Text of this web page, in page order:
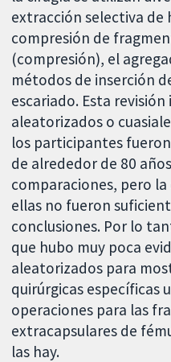
extracción selectiva
compresión de
(compresión), el
métodos de inserción
escariado. Esta
aleatorizados o
los participantes
de alrededor de 80
comparaciones, pero
ellas no fueron
conclusiones. Por lo
que hubo muy poca
aleatorizados para
quirúrgicas específicas
operaciones para las
extracapsulares de
las hay.